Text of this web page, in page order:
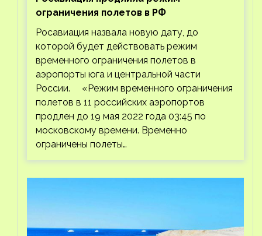
ограничения полетов в РФ
Росавиация назвала новую дату, до
которой будет действовать режим
временного ограничения полетов в
аэропорты юга и центральной части
России. «Режим временного ограничения
полетов в 11 российских аэропортов
продлен до 19 мая 2022 года 03:45 по
московскому времени. Временно
ограничены полеты…